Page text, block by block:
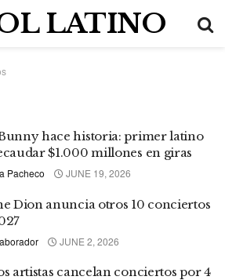
LATINO
hace historia: primer latino
$1.000 millones en giras
Pacheco JUNE 19, 2026
Dion anuncia otros 10 conciertos
JUNE 2, 2026
artistas cancelan conciertos por 4